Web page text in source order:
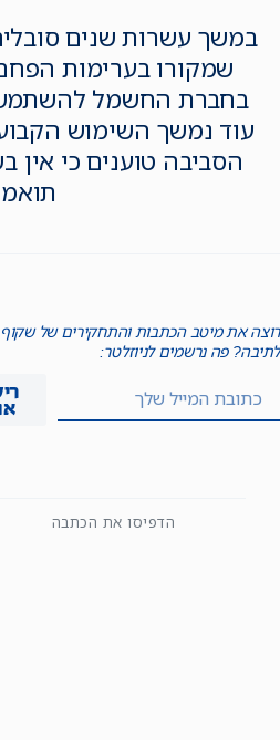
במשך עשרות שנים
שמקורו בערימות
בחברת החשמל להשתמש
עוד נמשך השימוש
הסביבה טוענים כי
רוצה את מיטב הכתבות והתחקירים של שקוף
לתיבה? פה נרשמים לניוזלטר:
הדפיסו את הכתבה